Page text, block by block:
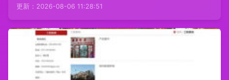
更新：2026-08-06 11:28:51